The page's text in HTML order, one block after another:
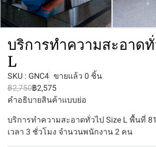
บริการทำความสะอาด
L
SKU : GNC4 ขายแล้ว 0 ชิ้น
฿2,750฿2,575
คำอธิบายสินค้าแบบย่อ
บริการทำความสะอาดทั่วไป Size L พื้นที่
เวลา 3 ชั่วโมง จำนวนพนักงาน 2 คน